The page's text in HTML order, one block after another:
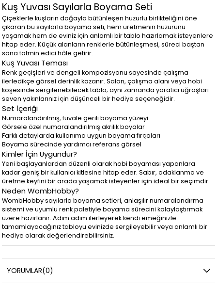
Kuş Yuvası Sayılarla Boyama Seti
Çiçeklerle kuşların doğayla bütünleşen huzurlu birlikteliğini öne
çıkaran bu sayılarla boyama seti, hem üretmenin huzurunu
yaşamak hem de eviniz için anlamlı bir tablo hazırlamak isteyenlere
hitap eder. Küçük alanların renklerle bütünleşmesi, süreci baştan
sona tatmin edici hâle getirir.
Kuş Yuvası Teması
Renk geçişleri ve dengeli kompozisyonu sayesinde çalışma
ilerledikçe görsel derinlik kazanır. Salon, çalışma alanı veya hobi
köşesinde sergilenebilecek tablo; aynı zamanda yaratıcı uğraşları
seven yakınlarınız için düşünceli bir hediye seçeneğidir.
Set İçeriği
Numaralandırılmış, tuvale gerili boyama yüzeyi
Görsele özel numaralandırılmış akrilik boyalar
Farklı detaylarda kullanıma uygun boyama fırçaları
Boyama sürecinde yardımcı referans görsel
Kimler İçin Uygundur?
Yeni başlayanlardan düzenli olarak hobi boyaması yapanlara
kadar geniş bir kullanıcı kitlesine hitap eder. Sabır, odaklanma ve
üretme keyfini bir arada yaşamak isteyenler için ideal bir seçimdir.
Neden WombHobby?
WombHobby sayılarla boyama setleri, anlaşılır numaralandırma
sistemi ve uyumlu renk paletiyle boyama sürecini kolaylaştırmak
üzere hazırlanır. Adım adım ilerleyerek kendi emeğinizle
tamamlayacağınız tabloyu evinizde sergileyebilir veya anlamlı bir
hediye olarak değerlendirebilirsiniz.
YORUMLAR(0)